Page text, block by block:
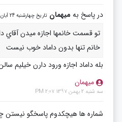
در پاسخ به میهمان تاریخ چهارشنبه 24 آبان 1396 10:18 PM
تو قسمت خانمها اجازه ميدن
خانم تنها بدون داماد خوب نيست
بله داماد اجازه ورود دارن خیلیم
میهمان
سه شنبه 2 بهمن 1397 2:07 PM
شماره ها هیچکدوم پاسخگو نیستن